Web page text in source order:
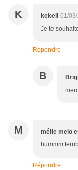
K kekeli 01/
Je te
Répondre
B
M mélie melo
hummm
Répondre